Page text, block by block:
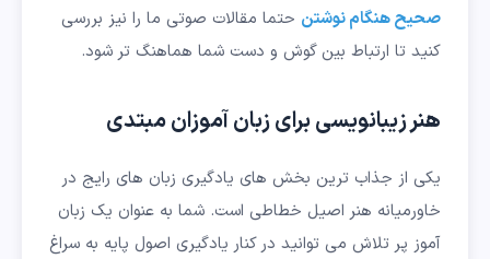
صحیح هنگام نوشتن حتما مقالات صوتی ما را نیز بررسی
کنید تا ارتباط بین گوش و دست شما هماهنگ تر شود.
هنر زیبانویسی برای زبان آموزان مبتدی
یکی از جذاب ترین بخش های یادگیری زبان های رایج در
خاورمیانه هنر اصیل خطاطی است. شما به عنوان یک زبان
آموز پر تلاش می توانید در کنار یادگیری اصول پایه به سراغ